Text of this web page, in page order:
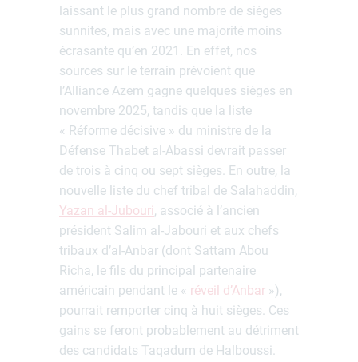
laissant le plus grand nombre de sièges
sunnites, mais avec une majorité moins
écrasante qu’en 2021. En effet, nos
sources sur le terrain prévoient que
l’Alliance Azem gagne quelques sièges en
novembre 2025, tandis que la liste
« Réforme décisive » du ministre de la
Défense Thabet al-Abassi devrait passer
de trois à cinq ou sept sièges. En outre, la
nouvelle liste du chef tribal de Salahaddin,
Yazan al-Jubouri, associé à l’ancien
président Salim al-Jabouri et aux chefs
tribaux d’al-Anbar (dont Sattam Abou
Richa, le fils du principal partenaire
américain pendant le « réveil d’Anbar »),
pourrait remporter cinq à huit sièges. Ces
gains se feront probablement au détriment
des candidats Taqadum de Halboussi.